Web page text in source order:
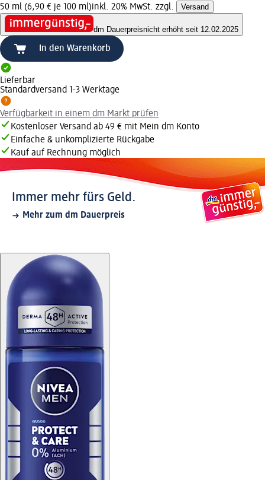
50 ml (6,90 € je 100 ml)inkl. 20% MwSt. zzgl. Versand
dm Dauerpreisnicht erhöht seit 12.02.2025
In den Warenkorb
Lieferbar
Standardversand 1-3 Werktage
Verfügbarkeit in einem dm Markt prüfen
Kostenloser Versand ab 49 € mit Mein dm Konto
Einfache & unkomplizierte Rückgabe
Kauf auf Rechnung möglich
Immer mehr fürs Geld.
Mehr zum dm Dauerpreis